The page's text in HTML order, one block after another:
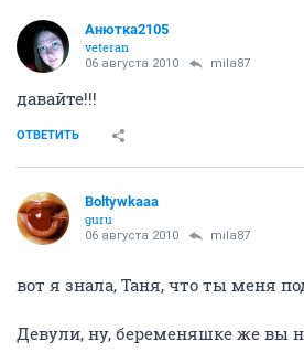
Анютка2105
veteran
06 августа 2010 mila87
давайте!!!
ОТВЕТИТЬ
Boltywkaaa
guru
06 августа 2010 mila87
вот я знала, Таня, что ты меня
Девули, ну, беременяшке же вы